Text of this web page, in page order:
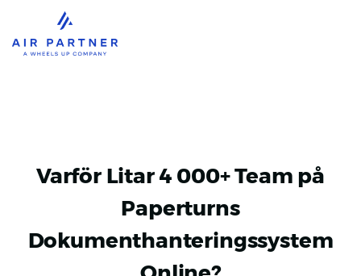
Varför Litar 4 000+ Team på
Paperturns
Dokumenthanteringssystem